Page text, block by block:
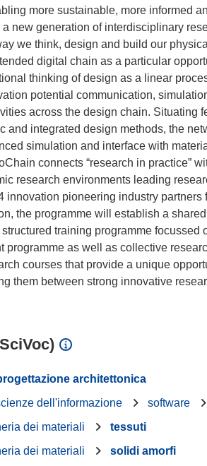
more sustainable, more informed
new generation of interdisciplinary
we think, design and build our
digital chain as a particular
thinking of design as a linear
potential communication,
across the design chain. Situating
and integrated design methods, the
simulation and interface with
connects “research in practice”
research environments leading
innovation pioneering industry
the programme will establish a
training programme
programme as well as collective
courses that provide a unique
them between strong innovative
architettonica
dell'informazione software
dei materiali
tessuti
dei materiali
solidi amorfi